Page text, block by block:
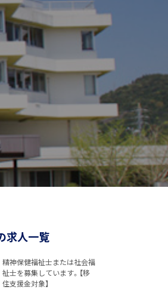
求人一覧
精神保健福祉士または社会福
祉士を募集しています。【移
住支援金対象】